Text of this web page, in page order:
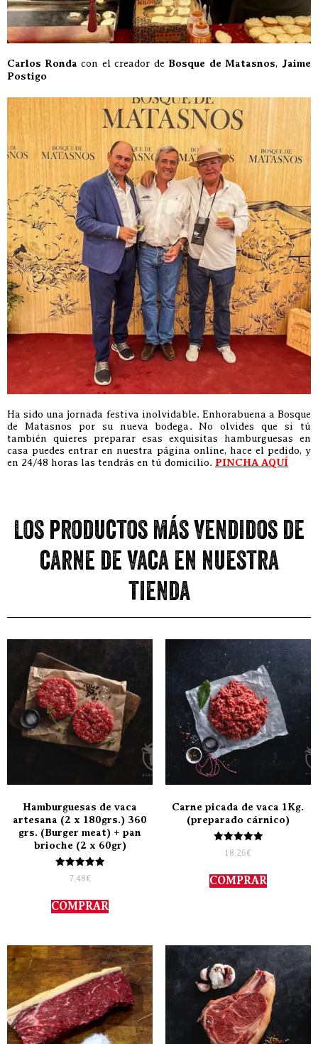
Carlos Ronda con el creador de Bosque de Matasnos, Jaime
Postigo
Ha sido una jornada festiva inolvidable. Enhorabuena a Bosque
de Matasnos por su nueva bodega. No olvides que si tú
también quieres preparar esas exquisitas hamburguesas en
casa puedes entrar en nuestra página online, hace el pedido, y
en 24/48 horas las tendrás en tú domicilio. PINCHA AQUÍ
Los productos más vendidos de
carne de vaca en nuestra
tienda
Hamburguesas de vaca
artesana (2 x 180grs.) 360
grs. (Burger meat) + pan
brioche (2 x 60gr)
Valorado
con
de 5
7,48€
COMPRAR
Carne picada de vaca 1Kg.
(preparado cárnico)
Valorado
con
de 5
18,26€
COMPRAR